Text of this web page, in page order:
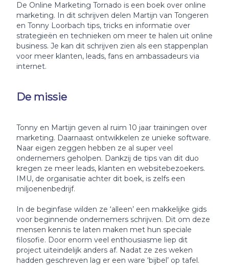
De Online Marketing Tornado is een boek over online
marketing. In dit schrijven delen Martijn van Tongeren
en Tonny Loorbach tips, tricks en informatie over
strategieën en technieken om meer te halen uit online
business. Je kan dit schrijven zien als een stappenplan
voor meer klanten, leads, fans en ambassadeurs via
internet.
De missie
Tonny en Martijn geven al ruim 10 jaar trainingen over
marketing. Daarnaast ontwikkelen ze unieke software.
Naar eigen zeggen hebben ze al super veel
ondernemers geholpen. Dankzij de tips van dit duo
kregen ze meer leads, klanten en websitebezoekers.
IMU, de organisatie achter dit boek, is zelfs een
miljoenenbedrijf.
In de beginfase wilden ze ‘alleen’ een makkelijke gids
voor beginnende ondernemers schrijven. Dit om deze
mensen kennis te laten maken met hun speciale
filosofie. Door enorm veel enthousiasme liep dit
project uiteindelijk anders af. Nadat ze zes weken
hadden geschreven lag er een ware ‘bijbel’ op tafel.